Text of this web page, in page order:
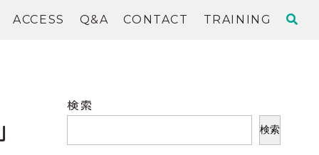
ACCESS Q&A CONTACT TRAINING
検索
検索